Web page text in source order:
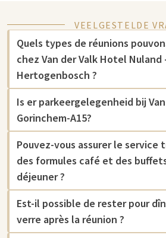
VEELGESTELDE
Quels types de réunions
chez Van der Valk Hotel Nuland
Hertogenbosch ?
Is er parkeergelegenheid bij
Gorinchem-A15?
Pouvez-vous assurer le service
des formules café et des
déjeuner ?
Est-il possible de rester pour
verre après la réunion ?